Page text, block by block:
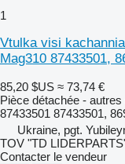
1
Vtulka visi
Mag310 87433501,
85,20 $US ≈ 73,74 €
Pièce détachée -
87433501 87433501,
Ukraine, pgt.
TOV "TD
Contacter le vendeur